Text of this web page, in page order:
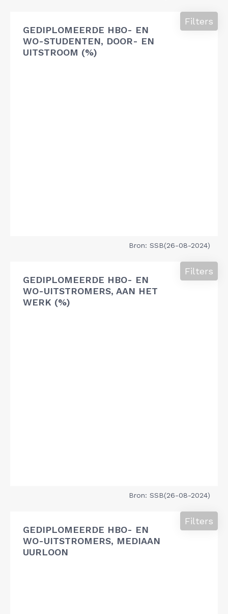
GEDIPLOMEERDE HBO- EN
WO-STUDENTEN, DOOR- EN
UITSTROOM (%)
Filters
Bron: SSB(26-08-2024)
GEDIPLOMEERDE HBO- EN
WO-UITSTROMERS, AAN HET
WERK (%)
Filters
Bron: SSB(26-08-2024)
GEDIPLOMEERDE HBO- EN
WO-UITSTROMERS, MEDIAAN
UURLOON
Filters